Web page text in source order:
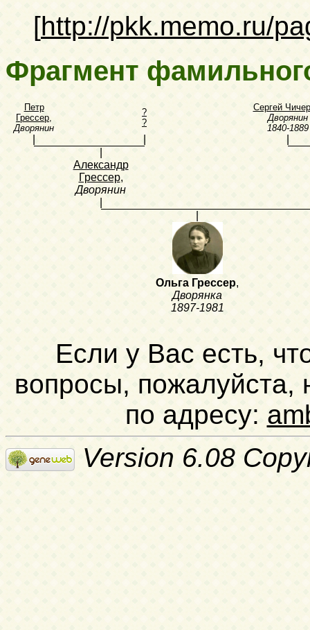
[http://pkk.memo.ru/
Фрагмент
Петр
Грессер,
Дворянин
?
?
Сергей
Дворянин
1840-1889
Александр
Грессер,
Дворянин
Ольга Грессер,
Дворянка
1897-1981
Если у Вас есть,
вопросы, пожалуйста,
по адресу:
Version 6.08